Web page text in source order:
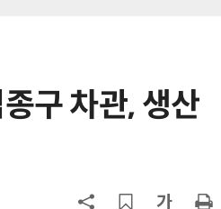
구 차관, 생산
독 보험 소비자 개인정보 유출 막
서 TV·모니터 '大戰'